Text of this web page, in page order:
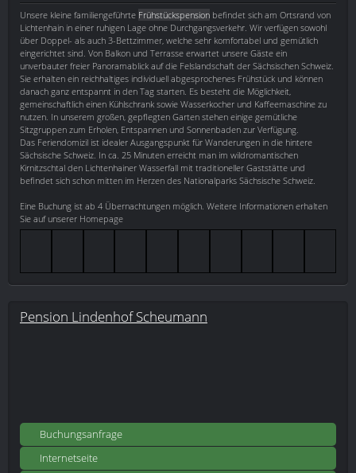
Unsere kleine familiengeführte Frühstückspension befindet sich am Ortsrand von
Lichtenhain in einer ruhigen Lage ohne Durchgangsverkehr. Wir verfügen sowohl
über Doppel- als auch 3-Bettzimmer, welche sehr komfortabel und gemütlich
eingerichtet sind. Von Balkon und Terrasse erwartet unsere Gäste ein
unverbauter freier Panoramablick auf die Felslandschaft der Sächsischen Schweiz.
Sie erhalten ein reichhaltiges individuell abgesprochenes Frühstück und können
danach ganz entspannt in den Tag starten. Es besteht die Möglichkeit,
gemeinschaftlich einen Kühlschrank sowie Wasserkocher und Kaffeemaschine zu
nutzen. In unserem großen, gepflegten Garten stehen einige gemütliche
Sitzgruppen zum Erholen, Entspannen und Sonnenbaden zur Verfügung.
Das Feriendomizil ist idealer Ausgangspunkt für Wanderungen in die hintere
Sächsische Schweiz. In ca. 25 Minuten erreicht man im wildromantischen
Kirnitzschtal den Lichtenhainer Wasserfall mit traditioneller Gaststätte und
befindet sich schon mitten im Herzen des Nationalparks Sächsische Schweiz.
Eine Buchung ist ab 4 Übernachtungen möglich. Weitere Informationen erhalten
Sie auf unserer Homepage
Pension Lindenhof Scheumann
Buchungsanfrage
Internetseite